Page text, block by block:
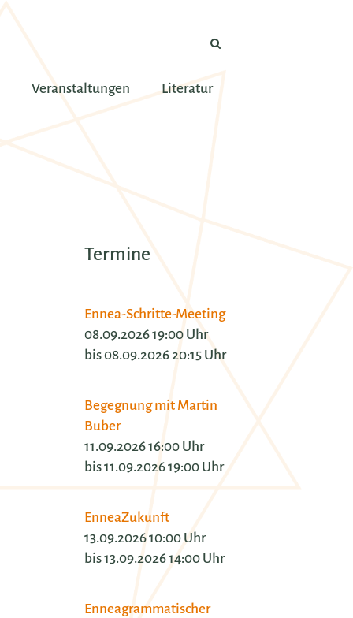
Veranstaltungen Literatur
Termine
Ennea-Schritte-Meeting
08.09.2026 19:00 Uhr
bis 08.09.2026 20:15 Uhr
Begegnung mit Martin
Buber
11.09.2026 16:00 Uhr
bis 11.09.2026 19:00 Uhr
EnneaZukunft
13.09.2026 10:00 Uhr
bis 13.09.2026 14:00 Uhr
Enneagrammatischer